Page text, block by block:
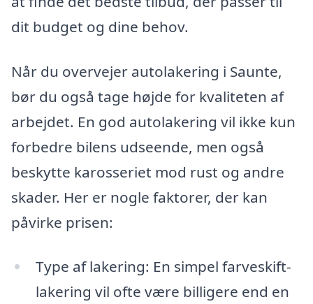
dit budget og dine behov.
Når du overvejer autolakering i Saunte,
bør du også tage højde for kvaliteten af
arbejdet. En god autolakering vil ikke kun
forbedre bilens udseende, men også
beskytte karosseriet mod rust og andre
skader. Her er nogle faktorer, der kan
påvirke prisen:
Type af lakering: En simpel farveskift-
lakering vil ofte være billigere end en